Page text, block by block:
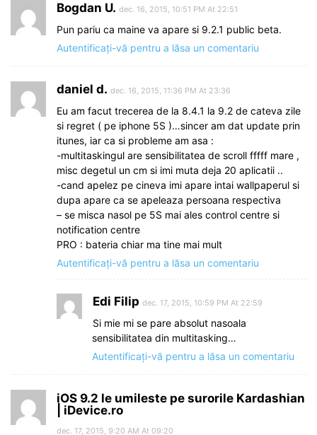
Bogdan U. dec. 16, 2015, 10:51 PM At 22:51
Pun pariu ca maine va apare si 9.2.1 public beta.
Autentificați-vă pentru a lăsa un comentariu
daniel d. dec. 16, 2015, 11:36 PM At 23:36
Eu am facut trecerea de la 8.4.1 la 9.2 de cateva zile
si regret ( pe iphone 5S )…sincer am dat update prin
itunes, iar ca si probleme am asa :
-multitaskingul are sensibilitatea de scroll fffff mare ,
misc degetul un cm si imi muta deja 20 aplicatii ..
-cand apelez pe cineva imi apare intai wallpaperul si
dupa apare ca se apeleaza persoana respectiva
– se misca nasol pe 5S mai ales control centre si
notification centre
PRO : bateria chiar ma tine mai mult
Autentificați-vă pentru a lăsa un comentariu
Edi Filip dec. 17, 2015, 10:59 PM At 22:59
Si mie mi se pare absolut nasoala
sensibilitatea din multitasking…
Autentificați-vă pentru a lăsa un comentariu
iOS 9.2 le umileste pe surorile Kardashian
| iDevice.ro
dec. 17, 2015, 9:20 AM At 09:20